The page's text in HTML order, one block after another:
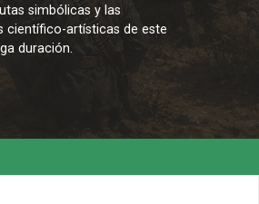
simbólicas y las
científico-artísticas de este
duración.